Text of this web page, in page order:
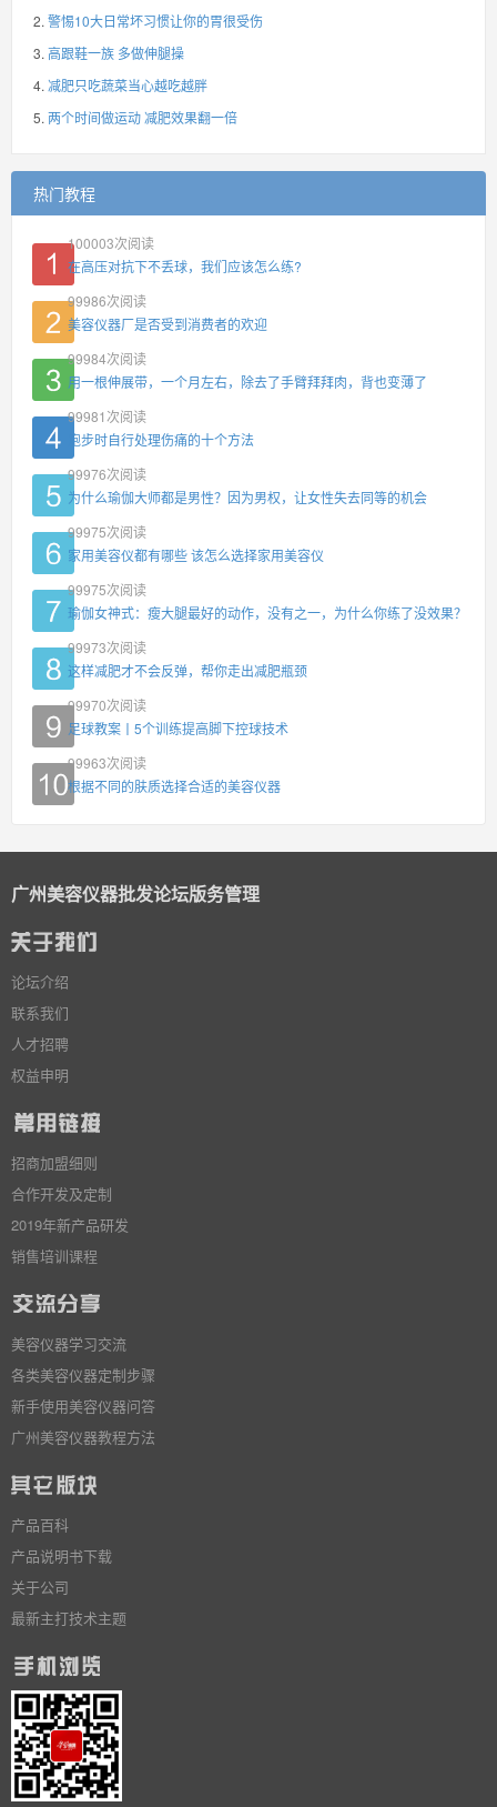
警惕10大日常坏习惯让你的胃很受伤
高跟鞋一族 多做伸腿操
减肥只吃蔬菜当心越吃越胖
两个时间做运动 减肥效果翻一倍
热门教程
100003次阅读
在高压对抗下不丢球，我们应该怎么练?
99986次阅读
美容仪器厂是否受到消费者的欢迎
99984次阅读
用一根伸展带，一个月左右，除去了手臂拜拜肉，背也变薄了
99981 次阅读
跑步时自行处理伤痛的十个方法
99976次阅读
为什么瑜伽大师都是男性？因为男权，让女性失去同等的机会
99975次阅读
家用美容仪都有哪些 该怎么选择家用美容仪
99975次阅读
瑜伽女神式：瘦大腿最好的动作，没有之一，为什么你练了没效果？
99973次阅读
这样减肥才不会反弹，帮你走出减肥瓶颈
99970次阅读
足球教案丨5个训练提高脚下控球技术
99963次阅读
根据不同的肤质选择合适的美容仪器
广州美容仪器批发论坛版务管理
论坛介绍
联系我们
人才招聘
权益申明
招商加盟细则
合作开发及定制
2019年新产品研发
销售培训课程
美容仪器学习交流
各类美容仪器定制步骤
新手使用美容仪器问答
广州美容仪器教程方法
产品百科
产品说明书下载
关于公司
最新主打技术主题